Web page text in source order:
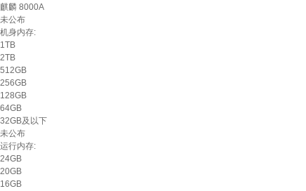
麒麟 8000A
未公布
机身内存:
1TB
2TB
512GB
256GB
128GB
64GB
32GB及以下
未公布
运行内存:
24GB
20GB
16GB